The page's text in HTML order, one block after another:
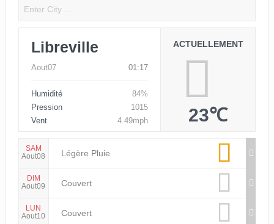
Libreville
Aout07 01:17
Humidité
84%
Pression
1015
Vent
4.49mph
ACTUELLEMENT
23℃
SAM
Aout08
Légère Pluie
DIM
Aout09
Couvert
LUN
Aout10
Couvert